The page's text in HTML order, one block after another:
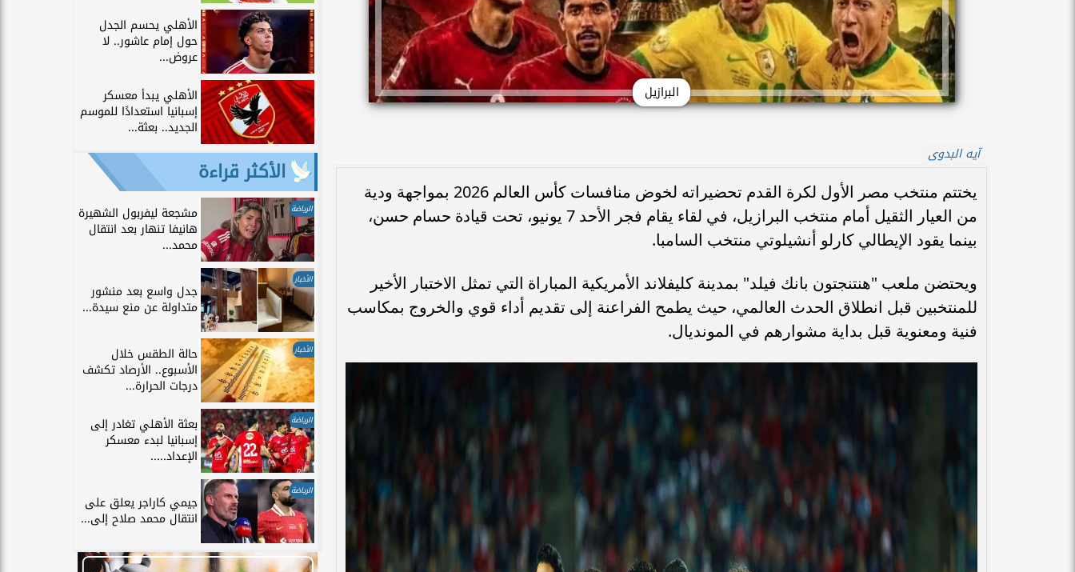
البرازيل
آيه البدوى
يختتم منتخب مصر الأول لكرة القدم تحضيراته لخوض منافسات كأس العالم 2026 بمواجهة ودية
من العيار الثقيل أمام منتخب البرازيل، في لقاء يقام فجر الأحد 7 يونيو، تحت قيادة حسام حسن،
بينما يقود الإيطالي كارلو أنشيلوتي منتخب السامبا.
ويحتضن ملعب "هنتنجتون بانك فيلد" بمدينة كليفلاند الأمريكية المباراة التي تمثل الاختبار الأخير
للمنتخبين قبل انطلاق الحدث العالمي، حيث يطمح الفراعنة إلى تقديم أداء قوي والخروج بمكاسب
فنية ومعنوية قبل بداية مشوارهم في المونديال.
الأهلي يحسم الجدل
حول إمام عاشور.. لا
عروض...
الأهلي يبدأ معسكر
إسبانيا استعدادًا للموسم
الجديد.. بعثة...
الأكثر قراءة
الرياضة مشجعة ليفربول الشهيرة
هانيفا تنهار بعد انتقال
محمد...
الأخبار
جدل واسع بعد منشور
متداولة عن منع سيدة...
الأخبار حالة الطقس خلال
الأسبوع.. الأرصاد تكشف
درجات الحرارة...
الرياضة بعثة الأهلي تغادر إلى
إسبانيا لبدء معسكر
الإعداد.....
الرياضة
جيمي كاراجر يعلق على
انتقال محمد صلاح إلى...